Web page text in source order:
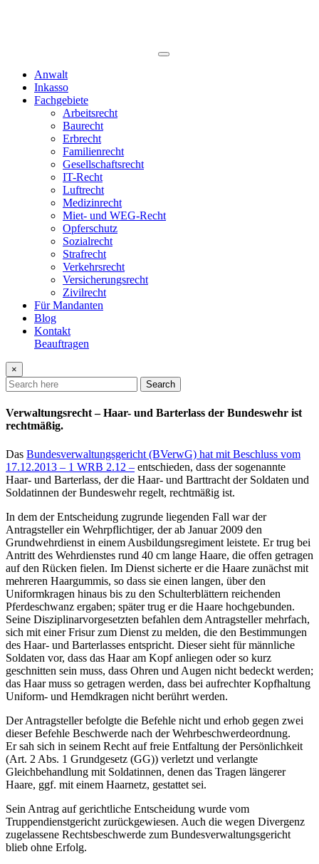
Anwalt
Inkasso
Fachgebiete
Arbeitsrecht
Baurecht
Erbrecht
Familienrecht
Gesellschaftsrecht
IT-Recht
Luftrecht
Medizinrecht
Miet- und WEG-Recht
Opferschutz
Sozialrecht
Strafrecht
Verkehrsrecht
Versicherungsrecht
Zivilrecht
Für Mandanten
Blog
Kontakt
Beauftragen
×
Search
Verwaltungsrecht – Haar- und Barterlass der Bundeswehr ist
rechtmäßig.
Das Bundesverwaltungsgericht (BVerwG) hat mit Beschluss vom
17.12.2013 – 1 WRB 2.12 – entschieden, dass der sogenannte
Haar- und Barterlass, der die Haar- und Barttracht der Soldaten und
Soldatinnen der Bundeswehr regelt, rechtmäßig ist.
In dem der Entscheidung zugrunde liegenden Fall war der
Antragsteller ein Wehrpflichtiger, der ab Januar 2009 den
Grundwehrdienst in einem Ausbildungsregiment leistete. Er trug bei
Antritt des Wehrdienstes rund 40 cm lange Haare, die offen getragen
auf den Rücken fielen. Im Dienst sicherte er die Haare zunächst mit
mehreren Haargummis, so dass sie einen langen, über den
Uniformkragen hinaus bis zu den Schulterblättern reichenden
Pferdeschwanz ergaben; später trug er die Haare hochgebunden.
Seine Disziplinarvorgesetzten befahlen dem Antragsteller mehrfach,
sich mit einer Frisur zum Dienst zu melden, die den Bestimmungen
des Haar- und Barterlasses entspricht. Dieser sieht für männliche
Soldaten vor, dass das Haar am Kopf anliegen oder so kurz
geschnitten sein muss, dass Ohren und Augen nicht bedeckt werden;
das Haar muss so getragen werden, dass bei aufrechter Kopfhaltung
Uniform- und Hemdkragen nicht berührt werden.
Der Antragsteller befolgte die Befehle nicht und erhob gegen zwei
dieser Befehle Beschwerde nach der Wehrbeschwerdeordnung.
Er sah sich in seinem Recht auf freie Entfaltung der Persönlichkeit
(Art. 2 Abs. 1 Grundgesetz (GG)) verletzt und verlangte
Gleichbehandlung mit Soldatinnen, denen das Tragen längerer
Haare, ggf. mit einem Haarnetz, gestattet sei.
Sein Antrag auf gerichtliche Entscheidung wurde vom
Truppendienstgericht zurückgewiesen. Auch die wegen Divergenz
zugelassene Rechtsbeschwerde zum Bundesverwaltungsgericht
blieb ohne Erfolg.